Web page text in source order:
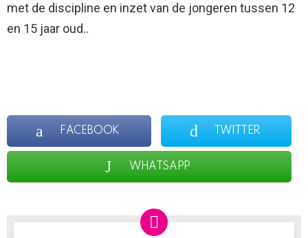
met de discipline en inzet van de jongeren tussen 12
en 15 jaar oud..
FACEBOOK TWITTER
WHATSAPP